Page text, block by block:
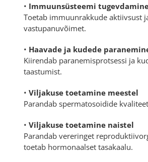
• Immuunsüsteemi
Toetab immuunrakkude aktiivsust
vastupanuvõimet.
• Haavade ja kudede
Kiirendab paranemisprotsessi ja
taastumist.
• Viljakuse toetamine meestel
Parandab spermatosoidide
• Viljakuse toetamine naistel
Parandab vereringet
toetab hormonaalset tasakaalu.